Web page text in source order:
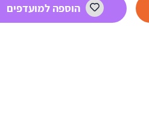
הוספה למועדפים